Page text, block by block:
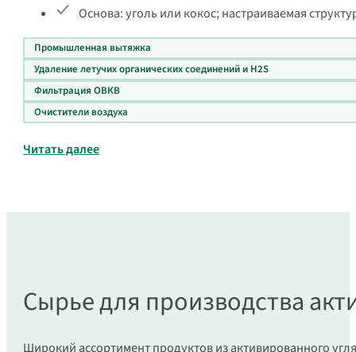
Основа: уголь или кокос; настраиваемая
Промышленная вытяжка
Удаление летучих органических соединений и H2S
Фильтрация ОВКВ
Очистители воздуха
Читать далее
Сырье для производства
Широкий ассортимент продуктов из активированного